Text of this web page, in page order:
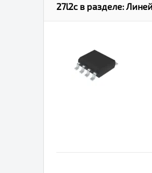
27l2c в разделе: